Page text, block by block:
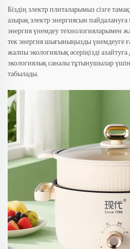
Біздің электр плиталарымыз сізге
азырақ электр энергиясын
энергия үнемдеу технологияларымен
тек энергия шығыныңызды үнемдеуге
жалпы экологиялық әсеріңізді
экологиялық саналы тұтынушылар
табылады.